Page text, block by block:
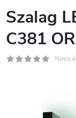
Szalag
C381
Nincs